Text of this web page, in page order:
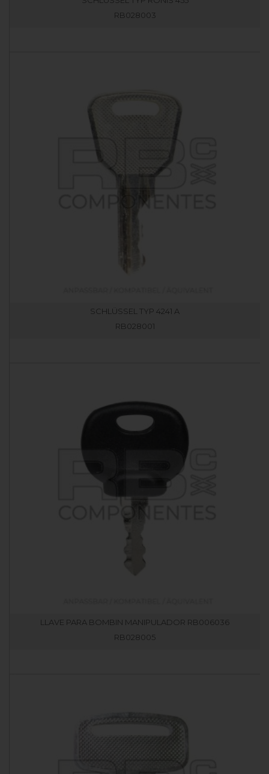
RB028003
SCHLÜSSEL TYP 4241 A
RB028001
LLAVE PARA BOMBIN MANIPULADOR RB006036
RB028005